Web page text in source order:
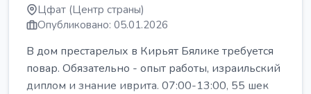
Цфат (Центр страны)
Опубликовано: 05.01.2026
В дом престарелых в Кирьят Бялике требуется
повар. Обязательно - опыт работы, израильский
диплом и знание иврита. 07:00-13:00, 55 шек